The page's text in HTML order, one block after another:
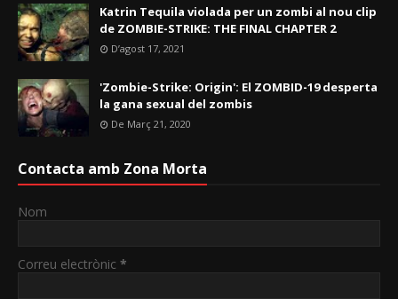
Katrin Tequila violada per un zombi al nou clip
de ZOMBIE-STRIKE: THE FINAL CHAPTER 2
D’agost 17, 2021
'Zombie-Strike: Origin': El ZOMBID-19 desperta
la gana sexual del zombis
De Març 21, 2020
Contacta amb Zona Morta
Nom
Correu electrònic *